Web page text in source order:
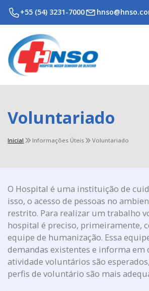
+55 (54) 3231-7000
Voluntariado
Inicial Informações Úteis Voluntariado
O Hospital é uma instituição de
isso, o acesso de pessoas no
restrito. Para realizar um trabalho
hospital é preciso, primeiramente,
equipe de humanização. Essa
demandas existentes e informa em
atividade voluntários são
perfis de voluntário são mais